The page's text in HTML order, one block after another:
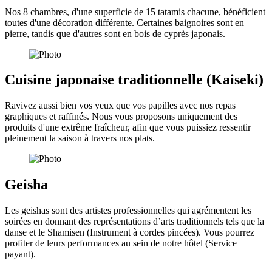
Nos 8 chambres, d'une superficie de 15 tatamis chacune, bénéficient
toutes d'une décoration différente. Certaines baignoires sont en
pierre, tandis que d'autres sont en bois de cyprès japonais.
Cuisine japonaise traditionnelle (Kaiseki)
Ravivez aussi bien vos yeux que vos papilles avec nos repas
graphiques et raffinés. Nous vous proposons uniquement des
produits d'une extrême fraîcheur, afin que vous puissiez ressentir
pleinement la saison à travers nos plats.
Geisha
Les geishas sont des artistes professionnelles qui agrémentent les
soirées en donnant des représentations d’arts traditionnels tels que la
danse et le Shamisen (Instrument à cordes pincées). Vous pourrez
profiter de leurs performances au sein de notre hôtel (Service
payant).